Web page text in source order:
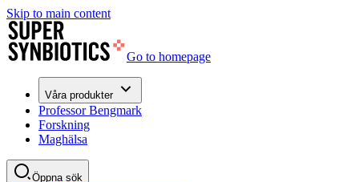
Skip to main content
Go to homepage
Våra produkter
Professor Bengmark
Forskning
Maghälsa
Öppna sök